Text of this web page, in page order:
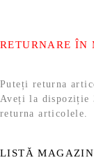
RETURNARE
Puteți returna
Aveți la dispoziție
returna articolele.
LISTĂ